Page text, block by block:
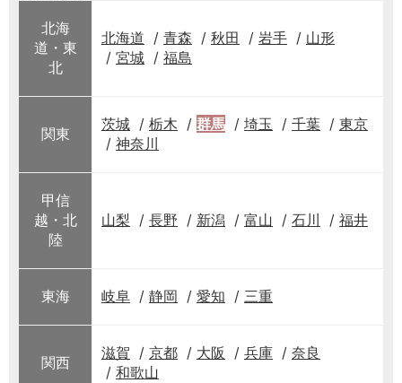
北海
道・東
北
北海道 青森 秋田 岩手
山形
宮城
福島
関東
茨城 栃木 群馬 埼玉 千葉
東京
神奈川
甲信
越・北
陸
山梨 長野 新潟 富山 石川 福井
東海 岐阜 静岡 愛知 三重
関西
滋賀 京都 大阪 兵庫
奈良
和歌山